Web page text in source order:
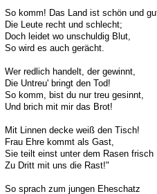
So komm! Das Land ist schön und
Die Leute recht und schlecht;
Doch leidet wo unschuldig Blut,
So wird es auch gerächt.
Wer redlich handelt, der gewinnt,
Die Untreu' bringt den Tod!
So komm, bist du nur treu gesinnt,
Und brich mit mir das Brot!
Mit Linnen decke weiß den Tisch!
Frau Ehre kommt als Gast,
Sie teilt einst unter dem Rasen frisch
Zu Dritt mit uns die Rast!"
So sprach zum jungen Eheschatz